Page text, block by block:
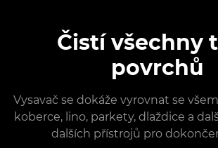
Čistí všechny
povrchů
Vysavač se dokáže vyrovnat se
koberce, lino, parkety, dlaždice a
dalších přístrojů pro